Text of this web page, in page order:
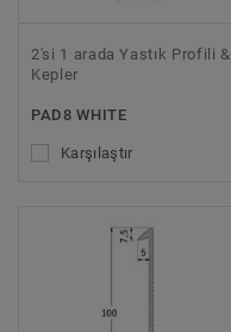
2'si 1 arada Yastık Profili &
Kepler
PAD8 WHITE
Karşılaştır